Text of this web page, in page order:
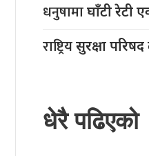
धनुषामाघाँटी रेटी
राष्ट्रियसुरक्षा
धेरै पढिएको